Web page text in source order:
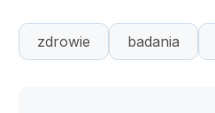
zdrowie badania